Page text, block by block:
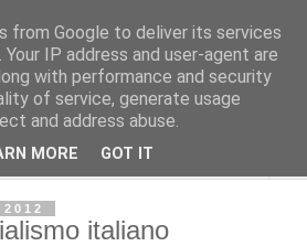
dei lavoratori
italiano
from Google to deliver its services
IP address and user-agent are
with performance and security
of service, generate usage
and address abuse.
MORE GOT IT